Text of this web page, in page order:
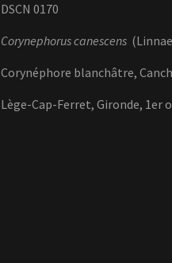
DSCN 0170
Corynephorus canescens
Corynéphore blanchâtre,
Lège-Cap-Ferret, Gironde, 1er